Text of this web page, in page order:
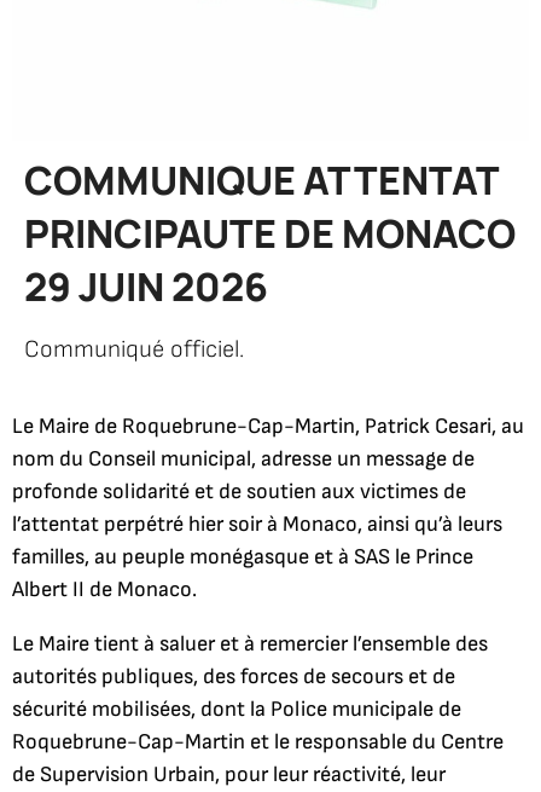
COMMUNIQUE ATTENTAT
PRINCIPAUTE DE MONACO
29 JUIN 2026
Communiqué officiel.
Le Maire de Roquebrune-Cap-Martin, Patrick Cesari, au
nom du Conseil municipal, adresse un message de
profonde solidarité et de soutien aux victimes de
l’attentat perpétré hier soir à Monaco, ainsi qu’à leurs
familles, au peuple monégasque et à SAS le Prince
Albert II de Monaco.
Le Maire tient à saluer et à remercier l’ensemble des
autorités publiques, des forces de secours et de
sécurité mobilisées, dont la Police municipale de
Roquebrune-Cap-Martin et le responsable du Centre
de Supervision Urbain, pour leur réactivité, leur